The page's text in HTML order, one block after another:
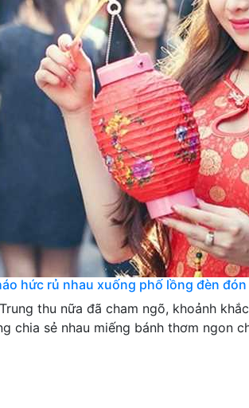
hức rủ nhau xuống phố lồng đèn
thu nữa đã cham ngõ, khoảnh
chia sẻ nhau miếng bánh thơm ngon